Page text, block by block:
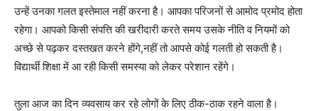
उन्हें उनका गलत इस्तेमाल नहीं करना है। आपका परिजनों से आमोद प्रमोद होता
रहेगा। आपको किसी संपत्ति की खरीदारी करते समय उसके नीति व नियमों को
अच्छे से पढ़कर दस्तखत करने होंगे,नहीं तो आपसे कोई गलती हो सकती है।
विद्यार्थी शिक्षा में आ रही किसी समस्या को लेकर परेशान रहेंगे।
तुला आज का दिन व्यवसाय कर रहे लोगों के लिए ठीक-ठाक रहने वाला है।